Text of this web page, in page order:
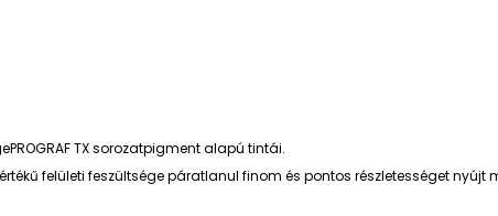
TX sorozatpigment alapú tintái.
felületi feszültsége páratlanul finom és pontos részletességet